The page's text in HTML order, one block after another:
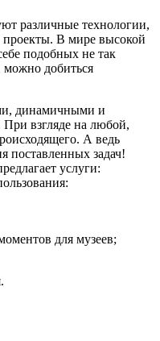
различные технологии,
проекты. В мире высокой
подобных не так
можно добиться
динамичными и
взгляде на любой,
А ведь
поставленных задач!
услуги:
для музеев;